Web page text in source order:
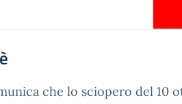
che lo sciopero del 10